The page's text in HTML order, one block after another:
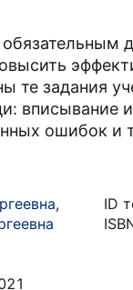
те задания
вписывание
ошибок и
,
ID